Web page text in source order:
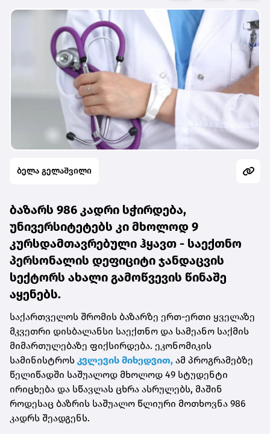
ბელა გელაშვილი
ბაზარს 986 კადრი სჭირდება,
უნივერსიტეტებს კი მხოლოდ 9
კურსდამთავრებული ჰყავთ - საექთნო
პერსონალის დეფიციტი ჯანდაცვის
სექტორს ახალი გამოწვევის წინაშე
აყენებს.
საქართველოს შრომის ბაზარზე ერთ-ერთი ყველაზე
მკვეთრი დისბალანსი საექთნო და სამეანო საქმის
მიმართულებაზე ფიქსირდება. ეკონომიკის
სამინისტროს კვლევის მიხედვით, ამ პროგრამებზე
წელიწადში საშუალოდ მხოლოდ 49 სტუდენტი
ირიცხება და სწავლას ცხრა ასრულებს, მაშინ
როდესაც ბაზრის საშუალო წლიური მოთხოვნა 986
კადრს შეადგენს.